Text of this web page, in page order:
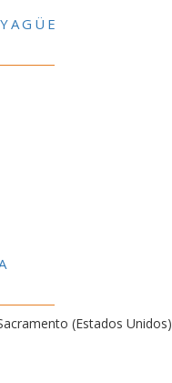
(Estados Unidos)